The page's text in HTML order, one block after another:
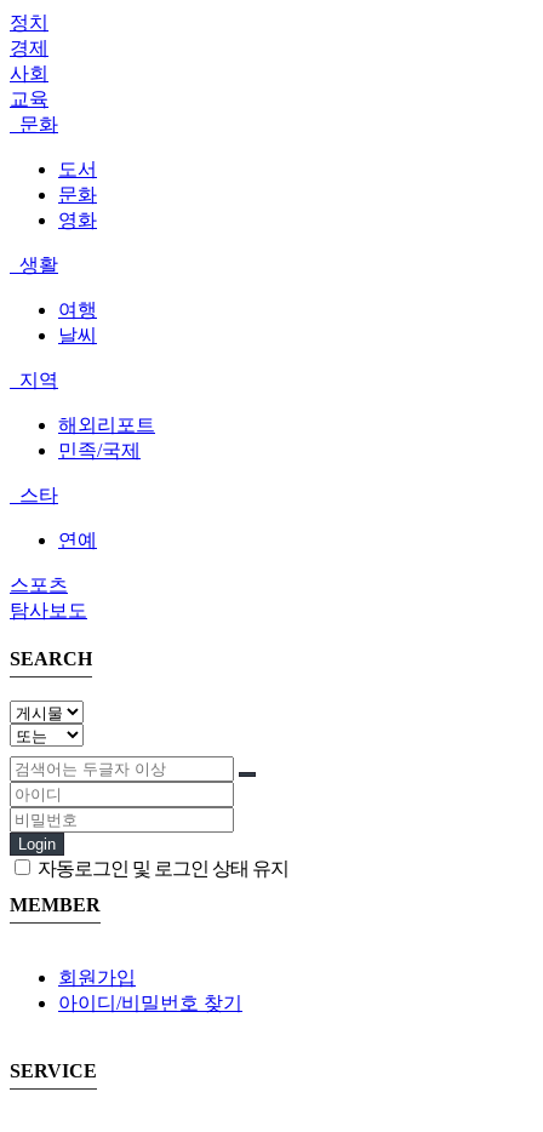
정치
경제
사회
교육
문화
도서
문화
영화
생활
여행
날씨
지역
해외리포트
민족/국제
스타
연예
스포츠
탐사보도
SEARCH
Login
자동로그인 및 로그인 상태 유지
MEMBER
회원가입
아이디/비밀번호 찾기
SERVICE